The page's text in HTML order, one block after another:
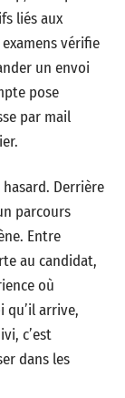
liés aux
vérifie
un envoi
pose
par mail
hasard. Derrière
parcours
Entre
au candidat,
où
qu’il arrive,
c’est
dans les